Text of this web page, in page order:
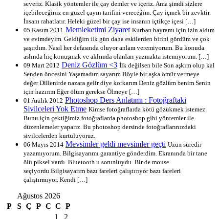
severiz. Klasik yöntemler ile çay demler ve içeriz. Ama şimdi sizlere
içebileceğiniz en güzel çayın tarifini vereceğim. Çay içmek bir zevktir.
İnsanı rahatlatır. Heleki güzel bir çay ise insanın içtikçe içesi […]
05 Kasım 2011 Memleketimi Ziyaret Kurban bayramı için izin aldım
ve evimdeyim. Geldiğim ilk gün daha eskilerden birini gördüm ve çok
şaşırdım. Nasıl her defasında oluyor anlam veremiyorum. Bu konuda
aslında hiç konuşmak ve aklımda olanları yazmakta istemiyorum. […]
09 Mart 2012 Deniz Gözlüm <3 İlk değilsen bile Son aşkım olup kal
Senden öncesini Yaşamadım sayarım Böyle bir aşka ömür vermeye
değer Dillenirde nazara gelir diye korkarım Deniz gözlüm benim Senin
için hazırım Eğer ölüm gerekse Ölmeye […]
01 Aralık 2012 Photoshop Ders Anlatımı : Fotoğraftaki
Sivilceleri Yok Etme Kimse fotoğraflarda kötü gözükmek istemez.
Bunu için çektiğimiz fotoğraflarda photoshop gibi yöntemler ile
düzenlemeler yaparız. Bu photoshop dersinde fotoğraflarınızdaki
sivilcelerden kurtuluyoruz.
06 Mayıs 2014 Mevsimler geldi mevsimler geçti Uzun süredir
yazamıyorum. Bilgisayarımı garantiye gönderdim. Ekranında bir tane
ölü piksel vardı. Bluetooth u sorunluydu. Bir de mouse
seçiyordu.Bilgisayarım bazı fareleri çalıştırıyor bazı fareleri
çalıştırmıyor. Kendi […]
Ağustos 2026
P
S Ç P C C P
1
2